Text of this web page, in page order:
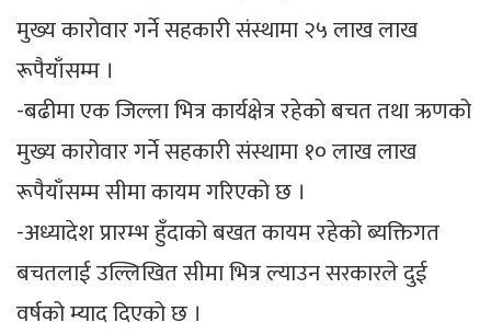
मुख्य कारोवार गर्ने सहकारी संस्थामा २५ लाख लाख
रूपैयाँसम्म ।
-बढीमा एक जिल्ला भित्र कार्यक्षेत्र रहेको बचत तथा ऋणको
मुख्य कारोवार गर्ने सहकारी संस्थामा १० लाख लाख
रूपैयाँसम्म सीमा कायम गरिएको छ ।
-अध्यादेश प्रारम्भ हुँदाको बखत कायम रहेको ब्यक्तिगत
बचतलाई उल्लिखित सीमा भित्र ल्याउन सरकारले दुई
वर्षको म्याद दिएको छ ।